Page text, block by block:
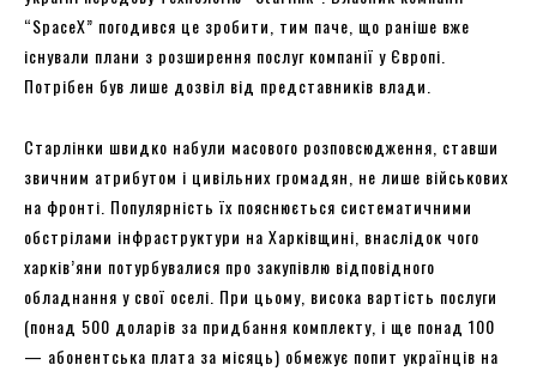
“SpaceX” погодився це зробити, тим паче, що раніше вже
існували плани з розширення послуг компанії у Європі.
Потрібен був лише дозвіл від представників влади.
Старлінки швидко набули масового розповсюдження, ставши
звичним атрибутом і цивільних громадян, не лише військових
на фронті. Популярність їх пояснюється систематичними
обстрілами інфраструктури на Харківщині, внаслідок чого
харків’яни потурбувалися про закупівлю відповідного
обладнання у свої оселі. При цьому, висока вартість послуги
(понад 500 доларів за придбання комплекту, і ще понад 100
— абонентська плата за місяць) обмежує попит українців на